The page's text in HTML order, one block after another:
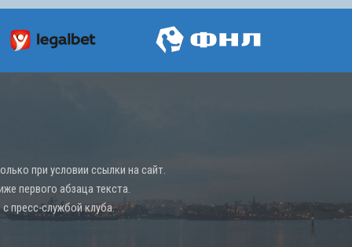
при условии ссылки на сайт.
первого абзаца текста.
пресс-службой клуба.